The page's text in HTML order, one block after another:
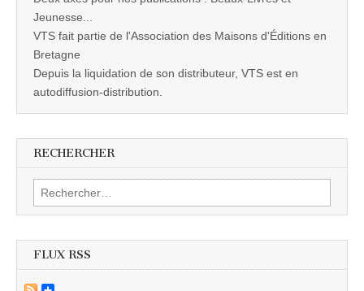
Jeunesse...
VTS fait partie de l'Association des Maisons d'Éditions en
Bretagne
Depuis la liquidation de son distributeur, VTS est en
autodiffusion-distribution.
RECHERCHER
Rechercher :
FLUX RSS